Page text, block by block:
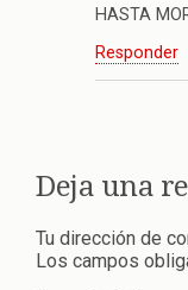
HASTA
Responder
Deja una
Tu dirección de
Los campos